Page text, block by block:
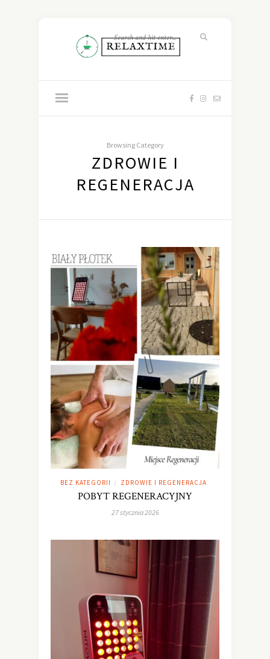
Browsing Category
ZDROWIE I
REGENERACJA
BEZ KATEGORII / ZDROWIE I REGENERACJA
POBYT REGENERACYJNY
27 stycznia 2026